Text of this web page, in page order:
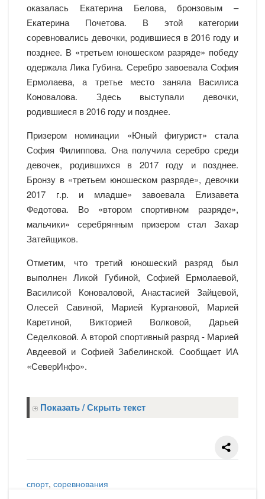
оказалась Екатерина Белова, бронзовым –
Екатерина Почетова. В этой категории
соревновались девочки, родившиеся в 2016 году и
позднее. В «третьем юношеском разряде» победу
одержала Лика Губина. Серебро завоевала София
Ермолаева, а третье место заняла Василиса
Коновалова. Здесь выступали девочки,
родившиеся в 2016 году и позднее.
Призером номинации «Юный фигурист» стала
София Филиппова. Она получила серебро среди
девочек, родившихся в 2017 году и позднее.
Бронзу в «третьем юношеском разряде», девочки
2017 г.р. и младше» завоевала Елизавета
Федотова. Во «втором спортивном разряде»,
мальчики» серебрянным призером стал Захар
Затейщиков.
Отметим, что третий юношеский разряд был
выполнен Ликой Губиной, Софией Ермолаевой,
Василисой Коноваловой, Анастасией Зайцевой,
Олесей Савиной, Марией Кургановой, Марией
Каретиной, Викторией Волковой, Дарьей
Седелковой. А второй спортивный разряд - Марией
Авдеевой и Софией Забелинской. Сообщает ИА
«СеверИнфо».
Показать / Скрыть текст
спорт, соревнования